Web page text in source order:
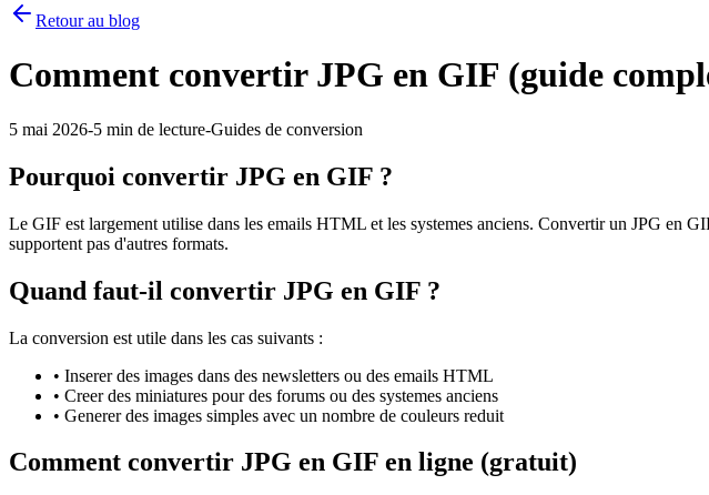
Retour au blog
Comment convertir JPG en GIF (guide
5 mai 2026-5 min de lecture-Guides de conversion
Pourquoi convertir JPG en GIF ?
Le GIF est largement utilise dans les emails HTML et les systemes anciens. Convertir un JPG en
supportent pas d'autres formats.
Quand faut-il convertir JPG en GIF ?
La conversion est utile dans les cas suivants :
• Inserer des images dans des newsletters ou des emails HTML
• Creer des miniatures pour des forums ou des systemes anciens
• Generer des images simples avec un nombre de couleurs reduit
Comment convertir JPG en GIF en ligne (gratuit)